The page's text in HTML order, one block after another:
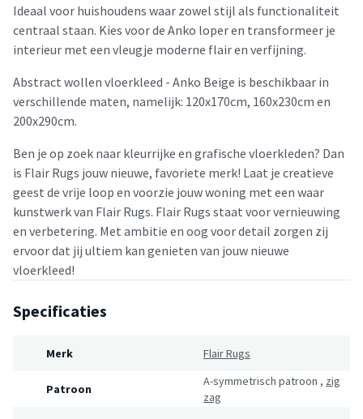
Ideaal voor huishoudens waar zowel stijl als functionaliteit
centraal staan. Kies voor de Anko loper en transformeer je
interieur met een vleugje moderne flair en verfijning.
Abstract wollen vloerkleed - Anko Beige is beschikbaar in
verschillende maten, namelijk: 120x170cm, 160x230cm en
200x290cm.
Ben je op zoek naar kleurrijke en grafische vloerkleden? Dan
is Flair Rugs jouw nieuwe, favoriete merk! Laat je creatieve
geest de vrije loop en voorzie jouw woning met een waar
kunstwerk van Flair Rugs. Flair Rugs staat voor vernieuwing
en verbetering. Met ambitie en oog voor detail zorgen zij
ervoor dat jij ultiem kan genieten van jouw nieuwe
vloerkleed!
Specificaties
Merk Flair Rugs
Patroon
A-symmetrisch patroon , zig
zag